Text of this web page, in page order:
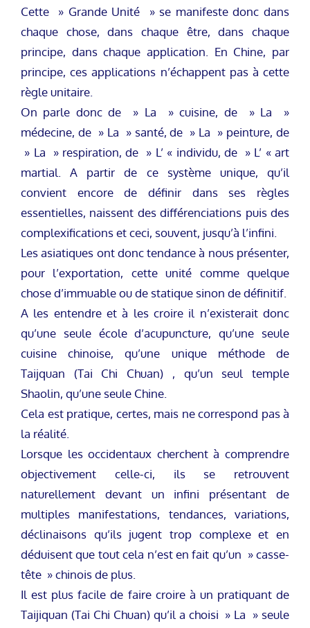
Cette » Grande Unité » se manifeste donc dans
chaque chose, dans chaque être, dans chaque
principe, dans chaque application. En Chine, par
principe, ces applications n’échappent pas à cette
règle unitaire.
On parle donc de » La » cuisine, de » La »
médecine, de » La » santé, de » La » peinture, de
» La » respiration, de » L’ « individu, de » L’ « art
martial. A partir de ce système unique, qu’il
convient encore de définir dans ses règles
essentielles, naissent des différenciations puis des
complexifications et ceci, souvent, jusqu’à l’infini.
Les asiatiques ont donc tendance à nous présenter,
pour l’exportation, cette unité comme quelque
chose d’immuable ou de statique sinon de définitif.
A les entendre et à les croire il n’existerait donc
qu’une seule école d’acupuncture, qu’une seule
cuisine chinoise, qu’une unique méthode de
Taijquan (Tai Chi Chuan) , qu’un seul temple
Shaolin, qu’une seule Chine.
Cela est pratique, certes, mais ne correspond pas à
la réalité.
Lorsque les occidentaux cherchent à comprendre
objectivement celle-ci, ils se retrouvent
naturellement devant un infini présentant de
multiples manifestations, tendances, variations,
déclinaisons qu’ils jugent trop complexe et en
déduisent que tout cela n’est en fait qu’un » casse-
tête » chinois de plus.
Il est plus facile de faire croire à un pratiquant de
Taijiquan (Tai Chi Chuan) qu’il a choisi » La » seule